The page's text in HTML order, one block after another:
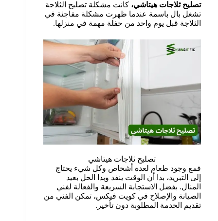
تصليح ثلاجات هيتاشي، كانت مشكلة تصليح الثلاجة
تشغل بال باسمة عندما ظهرت مشكلة مفاجئة في
الثلاجة قبل يوم واحد من حفلة مهمة في منزلها.
تصليح ثلاجات هيتاشي
فمع وجود طعام لعدة أشخاص وكل شيء يحتاج
إلى التبريد، بدا أن الوقت ينفد وبدا الحل بعيد
المنال. بفضل الاستجابة السريعة والفعالة لفني
الصيانة والإصلاح في كويت فيكس، تمكن الفني من
تقديم الخدمة المطلوبة دون تأخير.